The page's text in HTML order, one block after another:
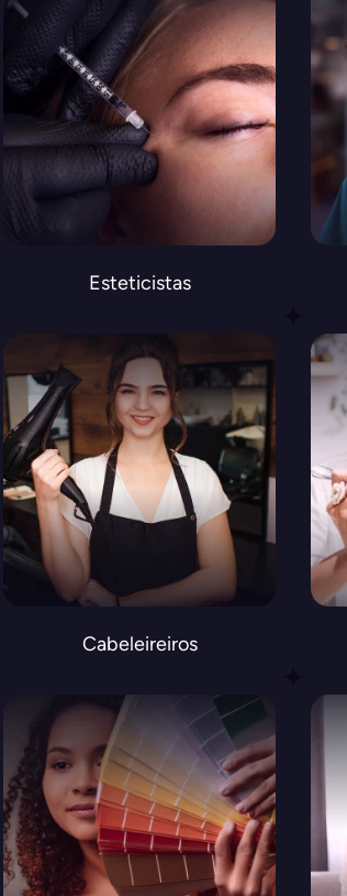
Esteticistas
Cabeleireiros